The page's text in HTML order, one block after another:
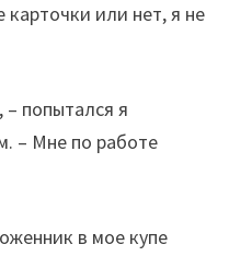
карточки или нет, я не
попытался я
– Мне по работе
в мое купе